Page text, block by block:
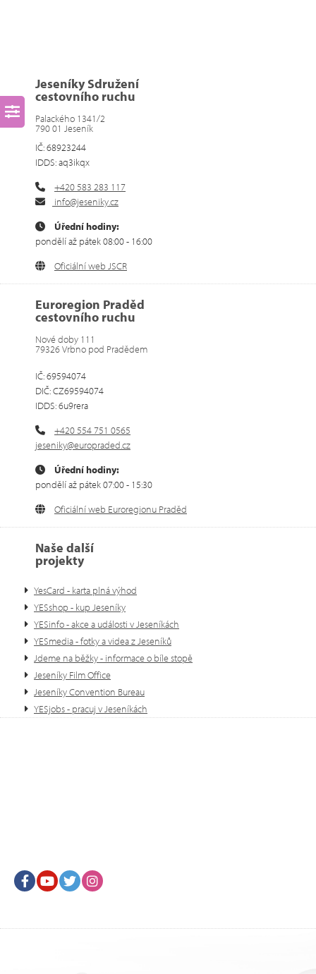
Jeseníky Sdružení
cestovního ruchu
Palackého 1341/2
790 01 Jeseník
IČ: 68923244
IDDS: aq3ikqx
+420 583 283 117
info@jeseniky.cz
Úřední hodiny:
pondělí až pátek 08:00 - 16:00
Oficiální web JSCR
Euroregion Praděd
cestovního ruchu
Nové doby 111
79326 Vrbno pod Pradědem
IČ: 69594074
DIČ: CZ69594074
IDDS: 6u9rera
+420 554 751 0565
jeseniky@europraded.cz
Úřední hodiny:
pondělí až pátek 07:00 - 15:30
Oficiální web Euroregionu Praděd
Naše další
projekty
YesCard - karta plná výhod
YESshop - kup Jeseníky
YESinfo - akce a události v Jeseníkách
YESmedia - fotky a videa z Jeseníků
Jdeme na běžky - informace o bíle stopě
Jeseníky Film Office
Jeseníky Convention Bureau
YESjobs - pracuj v Jeseníkách
FacebookYoutubeTwitter